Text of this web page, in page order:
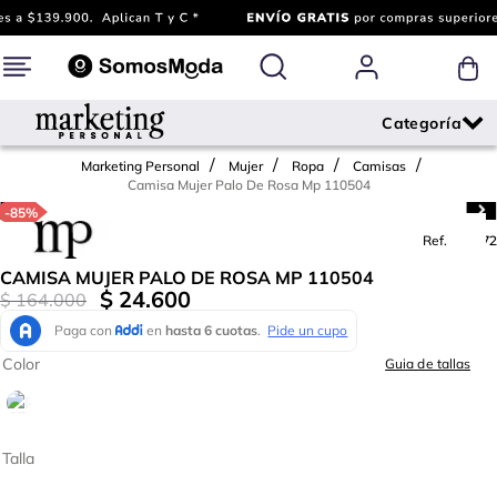
Marketing Personal Mujer Ropa
Camisas
Camisa Mujer Palo De Rosa Mp 110504
-85%
Ref.
774072
CAMISA MUJER PALO DE ROSA MP 110504
$ 164.000 $ 24.600
Talla
Color Guia de tallas